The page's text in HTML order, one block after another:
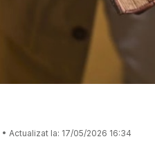
• Actualizat la: 17/05/2026 16:34